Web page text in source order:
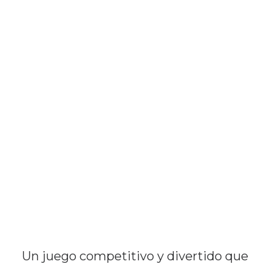
Un juego competitivo y divertido que